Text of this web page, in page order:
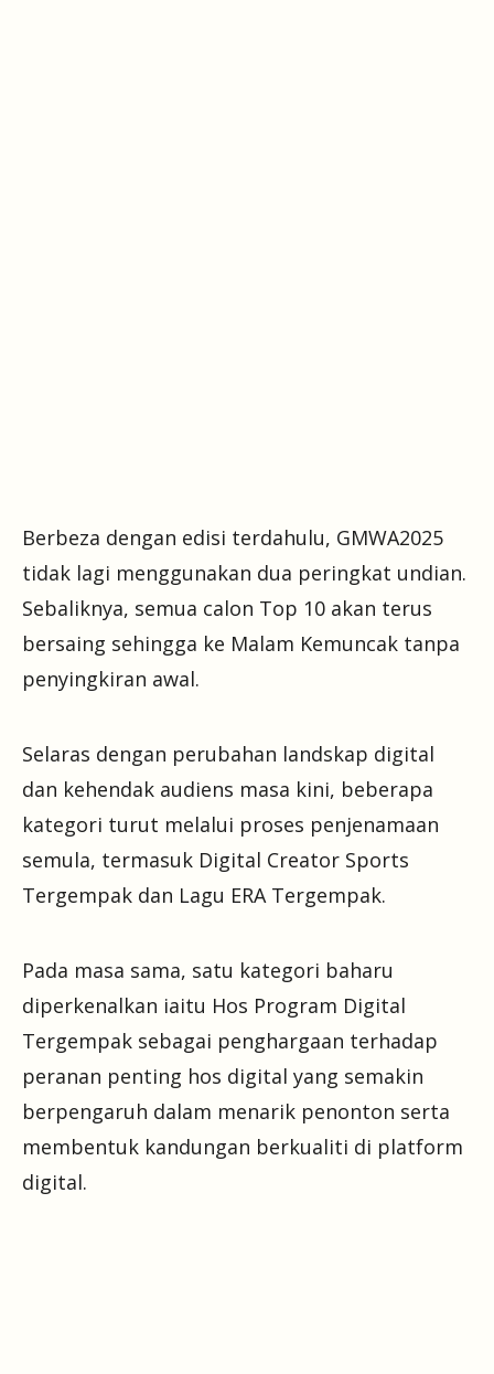
Berbeza dengan edisi terdahulu, GMWA2025
tidak lagi menggunakan dua peringkat undian.
Sebaliknya, semua calon Top 10 akan terus
bersaing sehingga ke Malam Kemuncak tanpa
penyingkiran awal.
Selaras dengan perubahan landskap digital
dan kehendak audiens masa kini, beberapa
kategori turut melalui proses penjenamaan
semula, termasuk Digital Creator Sports
Tergempak dan Lagu ERA Tergempak.
Pada masa sama, satu kategori baharu
diperkenalkan iaitu Hos Program Digital
Tergempak sebagai penghargaan terhadap
peranan penting hos digital yang semakin
berpengaruh dalam menarik penonton serta
membentuk kandungan berkualiti di platform
digital.